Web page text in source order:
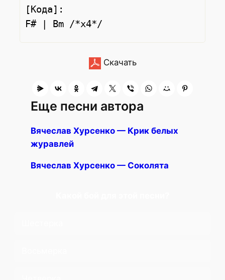
[Кода]:
Скачать
Еще песни автора
Вячеслав Хурсенко — Крик белых
журавлей
Вячеслав Хурсенко — Соколята